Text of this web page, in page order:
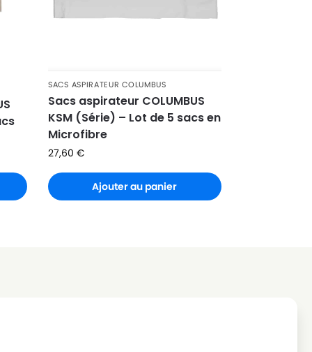
SACS ASPIRATEUR COLUMBUS
Sacs aspirateur COLUMBUS
KSM (Série) – Lot de 5 sacs en
Microfibre
27,60€
Ajouter au panier